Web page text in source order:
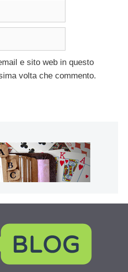
e sito web in questo
volta che commento.